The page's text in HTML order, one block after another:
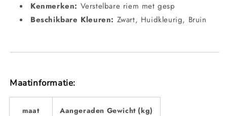
Kenmerken: Verstelbare riem met gesp
Beschikbare Kleuren: Zwart, Huidkleurig, Bruin
Maatinformatie:
maat Aangeraden Gewicht (kg)